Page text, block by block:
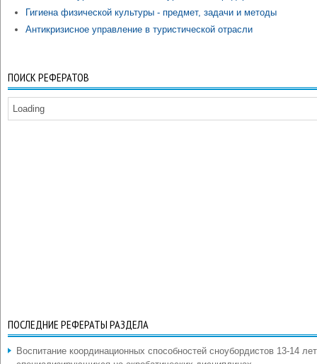
Гигиена физической культуры - предмет, задачи и методы
Антикризисное управление в туристической отрасли
ПОИСК РЕФЕРАТОВ
Loading
ПОСЛЕДНИЕ РЕФЕРАТЫ РАЗДЕЛА
Воспитание координационных способностей сноубордистов 13-14